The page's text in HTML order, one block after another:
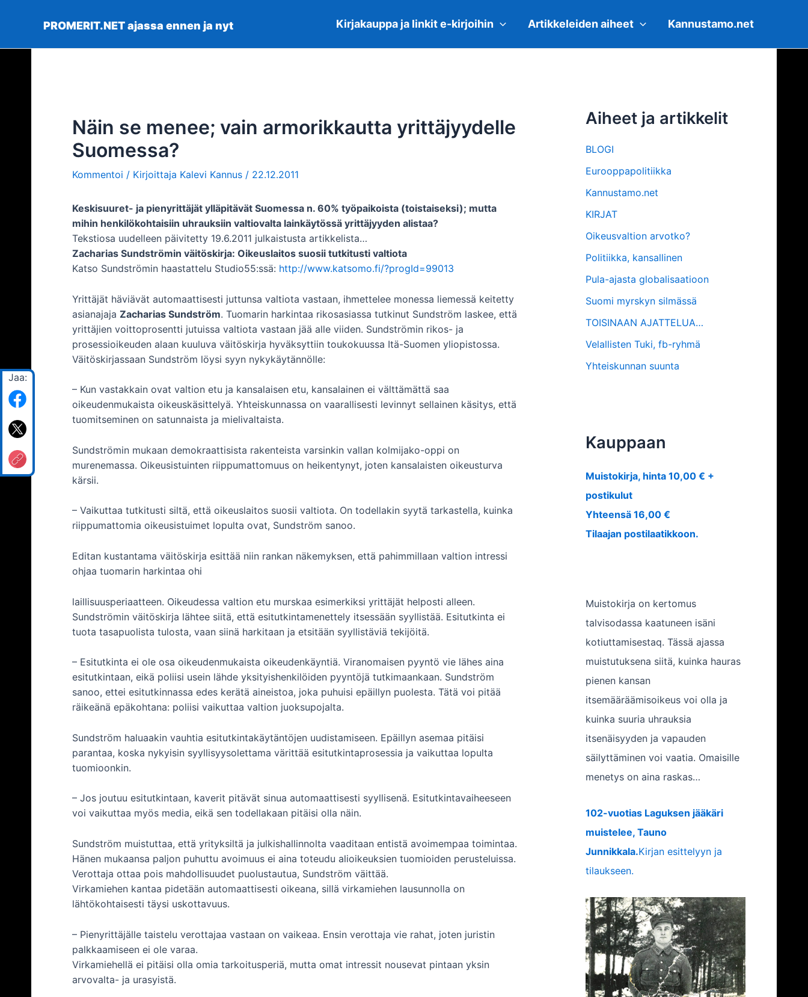
PROMERIT.NET ajassa ennen ja nyt Kirjakauppa ja linkit e-kirjoihin Artikkeleiden aiheet Kannustamo.net
Näin se menee; vain armorikkautta yrittäjyydelle
Suomessa?
Kommentoi / Kirjoittaja Kalevi Kannus / 22.12.2011
Keskisuuret- ja pienyrittäjät ylläpitävät Suomessa n. 60% työpaikoista (toistaiseksi); mutta
mihin henkilökohtaisiin uhrauksiin valtiovalta lainkäytössä yrittäjyyden alistaa?
Tekstiosa uudelleen päivitetty 19.6.2011 julkaistusta artikkelista…
Zacharias Sundströmin väitöskirja: Oikeuslaitos suosii tutkitusti valtiota
Katso Sundströmin haastattelu Studio55:ssä: http://www.katsomo.fi/?progId=99013
Yrittäjät häviävät automaattisesti juttunsa valtiota vastaan, ihmettelee monessa liemessä keitetty
asianajaja Zacharias Sundström. Tuomarin harkintaa rikosasiassa tutkinut Sundström laskee, että
yrittäjien voittoprosentti jutuissa valtiota vastaan jää alle viiden. Sundströmin rikos- ja
prosessioikeuden alaan kuuluva väitöskirja hyväksyttiin toukokuussa Itä-Suomen yliopistossa.
Väitöskirjassaan Sundström löysi syyn nykykäytännölle:
– Kun vastakkain ovat valtion etu ja kansalaisen etu, kansalainen ei välttämättä saa
oikeudenmukaista oikeuskäsittelyä. Yhteiskunnassa on vaarallisesti levinnyt sellainen käsitys, että
tuomitseminen on satunnaista ja mielivaltaista.
Sundströmin mukaan demokraattisista rakenteista varsinkin vallan kolmijako-oppi on
murenemassa. Oikeusistuinten riippumattomuus on heikentynyt, joten kansalaisten oikeusturva
kärsii.
– Vaikuttaa tutkitusti siltä, että oikeuslaitos suosii valtiota. On todellakin syytä tarkastella, kuinka
riippumattomia oikeusistuimet lopulta ovat, Sundström sanoo.
Editan kustantama väitöskirja esittää niin rankan näkemyksen, että pahimmillaan valtion intressi
ohjaa tuomarin harkintaa ohi
laillisuusperiaatteen. Oikeudessa valtion etu murskaa esimerkiksi yrittäjät helposti alleen.
Sundströmin väitöskirja lähtee siitä, että esitutkintamenettely itsessään syyllistää. Esitutkinta ei
tuota tasapuolista tulosta, vaan siinä harkitaan ja etsitään syyllistäviä tekijöitä.
– Esitutkinta ei ole osa oikeudenmukaista oikeudenkäyntiä. Viranomaisen pyyntö vie lähes aina
esitutkintaan, eikä poliisi usein lähde yksityishenkilöiden pyyntöjä tutkimaankaan. Sundström
sanoo, ettei esitutkinnassa edes kerätä aineistoa, joka puhuisi epäillyn puolesta. Tätä voi pitää
räikeänä epäkohtana: poliisi vaikuttaa valtion juoksupojalta.
Sundström haluaakin vauhtia esitutkintakäytäntöjen uudistamiseen. Epäillyn asemaa pitäisi
parantaa, koska nykyisin syyllisyysolettama värittää esitutkintaprosessia ja vaikuttaa lopulta
tuomioonkin.
– Jos joutuu esitutkintaan, kaverit pitävät sinua automaattisesti syyllisenä. Esitutkintavaiheeseen
voi vaikuttaa myös media, eikä sen todellakaan pitäisi olla näin.
Sundström muistuttaa, että yrityksiltä ja julkishallinnolta vaaditaan entistä avoimempaa toimintaa.
Hänen mukaansa paljon puhuttu avoimuus ei aina toteudu alioikeuksien tuomioiden perusteluissa.
Verottaja ottaa pois mahdollisuudet puolustautua, Sundström väittää.
Virkamiehen kantaa pidetään automaattisesti oikeana, sillä virkamiehen lausunnolla on
lähtökohtaisesti täysi uskottavuus.
– Pienyrittäjälle taistelu verottajaa vastaan on vaikeaa. Ensin verottaja vie rahat, joten juristin
palkkaamiseen ei ole varaa.
Virkamiehellä ei pitäisi olla omia tarkoitusperiä, mutta omat intressit nousevat pintaan yksin
arvovalta- ja urasyistä.
Aiheet ja artikkelit
BLOGI
Eurooppapolitiikka
Kannustamo.net
KIRJAT
Oikeusvaltion arvotko?
Politiikka, kansallinen
Pula-ajasta globalisaatioon
Suomi myrskyn silmässä
TOISINAAN AJATTELUA…
Velallisten Tuki, fb-ryhmä
Yhteiskunnan suunta
Kauppaan
Muistokirja, hinta 10,00 € +
postikulut
Yhteensä 16,00 €
Tilaajan postilaatikkoon.
Muistokirja on kertomus
talvisodassa kaatuneen isäni
kotiuttamisestaq. Tässä ajassa
muistutuksena siitä, kuinka hauras
pienen kansan
itsemääräämisoikeus voi olla ja
kuinka suuria uhrauksia
itsenäisyyden ja vapauden
säilyttäminen voi vaatia. Omaisille
menetys on aina raskas…
102-vuotias Laguksen jääkäri
muistelee, Tauno
Junnikkala.Kirjan esittelyyn ja
tilaukseen.
Jaa: